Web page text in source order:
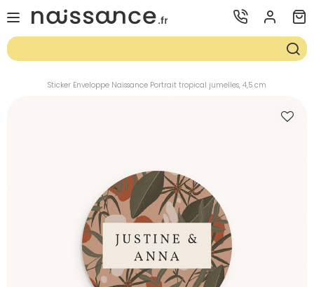
Sticker Enveloppe Naissance Portrait tropical jumelles, 4,5 cm